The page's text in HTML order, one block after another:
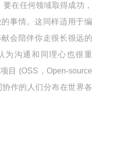
要在任何领域取得成功，
事情。这同样适用于编
会陪伴你走很长很远的
为沟通和同理心也很重
目 (OSS，Open-source
协作的人们分布在世界各